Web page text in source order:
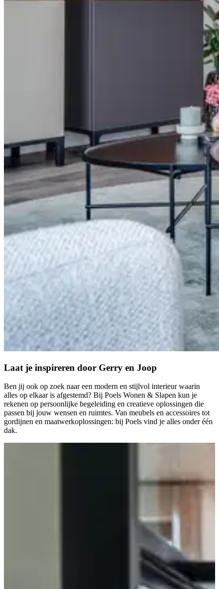
Laat je inspireren door Gerry en Joop
Ben jij ook op zoek naar een modern en stijlvol interieur waarin
alles op elkaar is afgestemd? Bij Poels Wonen & Slapen kun je
rekenen op persoonlijke begeleiding en creatieve oplossingen die
passen bij jouw wensen en ruimtes. Van meubels en accessoires tot
gordijnen en maatwerkoplossingen: bij Poels vind je alles onder één
dak.